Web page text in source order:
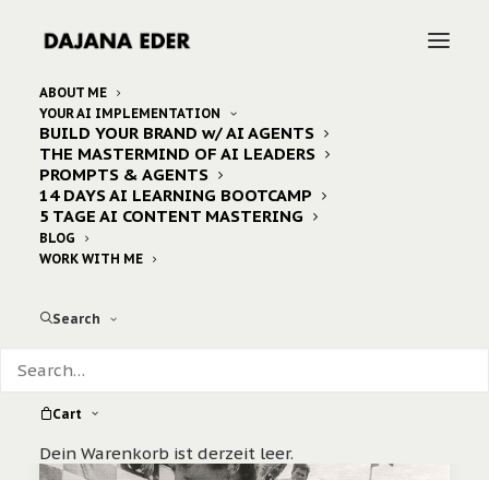
ABOUT ME
YOUR AI IMPLEMENTATION
BUILD YOUR BRAND w/ AI AGENTS
THE MASTERMIND OF AI LEADERS
PROMPTS & AGENTS
14 DAYS AI LEARNING BOOTCAMP
5 TAGE AI CONTENT MASTERING
BLOG
WORK WITH ME
Search
Cart
Dein Warenkorb ist derzeit leer.
Home Posts Tagged "auktion"